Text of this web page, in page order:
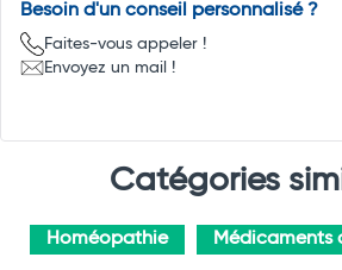
Besoin d'un conseil personnalisé ?
Faites-vous appeler !
Envoyez un mail !
Catégories
Homéopathie Médicaments